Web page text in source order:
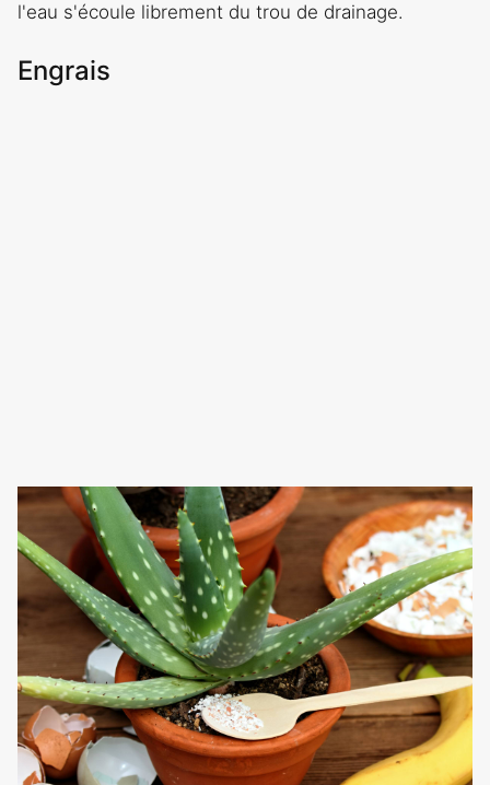
l'eau s'écoule librement du trou de drainage.
Engrais